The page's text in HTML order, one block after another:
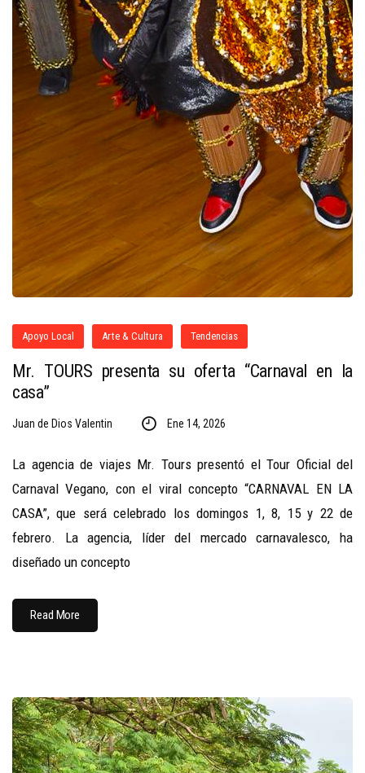
Apoyo Local Arte & Cultura Tendencias
Mr. TOURS presenta su oferta “Carnaval en la
casa”
Juan de Dios Valentin Ene 14, 2026
La agencia de viajes Mr. Tours presentó el Tour Oficial del
Carnaval Vegano, con el viral concepto “CARNAVAL EN LA
CASA”, que será celebrado los domingos 1, 8, 15 y 22 de
febrero. La agencia, líder del mercado carnavalesco, ha
diseñado un concepto
Read More